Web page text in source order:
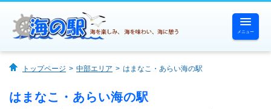
メニュー
海の駅一覧
トップページ 中部エリア はまなこ・あらい海の駅
はまなこ・あらい海の駅